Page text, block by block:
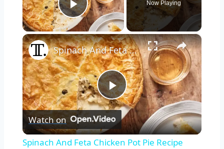
Play Video
Now Playing
×
Play
Video
Spinach And Feta Chicken Pot Pie Recipe
Watch on
Spinach And Feta Chicken Pot Pie Recipe